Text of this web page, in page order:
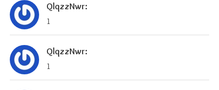
QlqzzNwr:
1
QlqzzNwr:
1